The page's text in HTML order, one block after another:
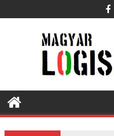
k
o
t